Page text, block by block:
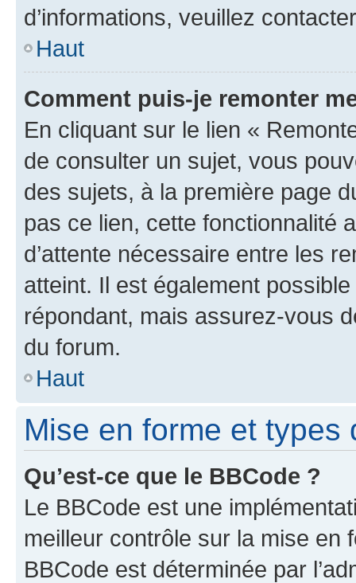
d’informations, veuillez
Haut
Comment puis-je remonter
En cliquant sur le lien «
de consulter un sujet, vous
des sujets, à la première page
pas ce lien, cette fonctionnalité
d’attente nécessaire entre les
atteint. Il est également
répondant, mais assurez-vous
du forum.
Haut
Mise en forme et types
Qu’est-ce que le BBCode ?
Le BBCode est une
meilleur contrôle sur la mise en
BBCode est déterminée par